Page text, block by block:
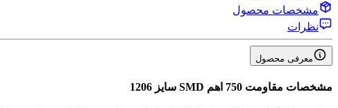
مشخصات محصول
نظرات
معرفی محصول
مشخصات مقاومت 750 اهم SMD سایز 1206